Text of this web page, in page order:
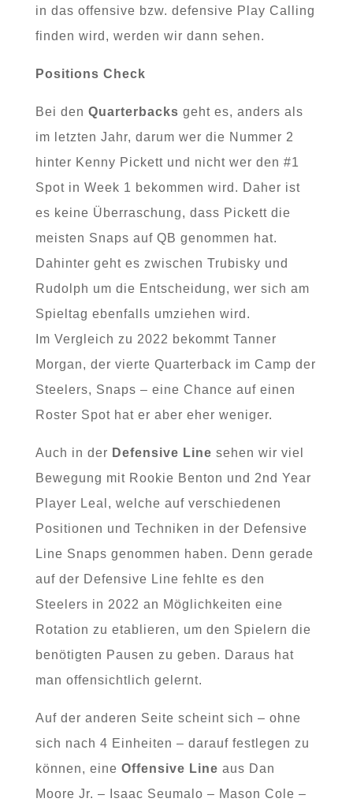
in das offensive bzw. defensive Play Calling
finden wird, werden wir dann sehen.
Positions Check
Bei den Quarterbacks geht es, anders als
im letzten Jahr, darum wer die Nummer 2
hinter Kenny Pickett und nicht wer den #1
Spot in Week 1 bekommen wird. Daher ist
es keine Überraschung, dass Pickett die
meisten Snaps auf QB genommen hat.
Dahinter geht es zwischen Trubisky und
Rudolph um die Entscheidung, wer sich am
Spieltag ebenfalls umziehen wird.
Im Vergleich zu 2022 bekommt Tanner
Morgan, der vierte Quarterback im Camp der
Steelers, Snaps – eine Chance auf einen
Roster Spot hat er aber eher weniger.
Auch in der Defensive Line sehen wir viel
Bewegung mit Rookie Benton und 2nd Year
Player Leal, welche auf verschiedenen
Positionen und Techniken in der Defensive
Line Snaps genommen haben. Denn gerade
auf der Defensive Line fehlte es den
Steelers in 2022 an Möglichkeiten eine
Rotation zu etablieren, um den Spielern die
benötigten Pausen zu geben. Daraus hat
man offensichtlich gelernt.
Auf der anderen Seite scheint sich – ohne
sich nach 4 Einheiten – darauf festlegen zu
können, eine Offensive Line aus Dan
Moore Jr. – Isaac Seumalo – Mason Cole –